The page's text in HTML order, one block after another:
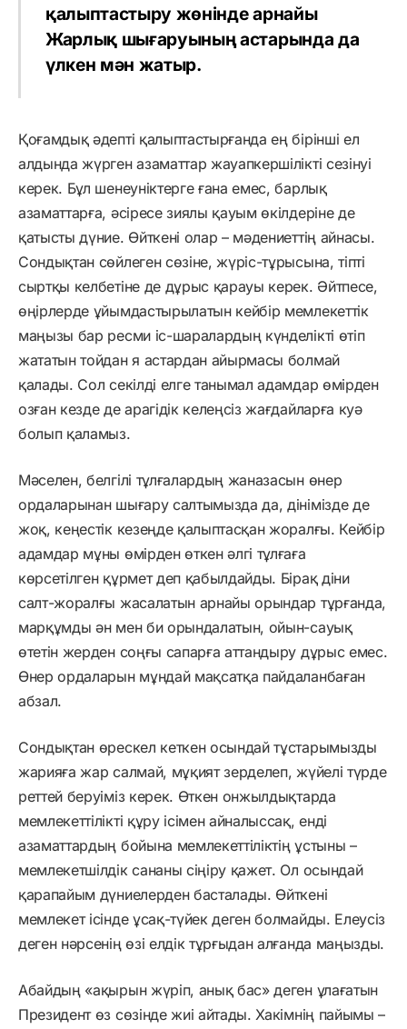
қалыптастыру жөнінде арнайы
Жарлық шығаруының астарында да
үлкен мән жатыр.
Қоғамдық әдепті қалыптастырғанда ең бірінші ел
алдында жүрген азаматтар жауапкершілікті сезінуі
керек. Бұл шенеуніктерге ғана емес, барлық
азаматтарға, әсіресе зиялы қауым өкілдеріне де
қатысты дүние. Өйткені олар – мәдениеттің айнасы.
Сондықтан сөйлеген сөзіне, жүріс-тұрысына, тіпті
сыртқы келбетіне де дұрыс қарауы керек. Әйтпесе,
өңірлерде ұйымдастырылатын кейбір мемлекеттік
маңызы бар ресми іс-шаралардың күнделікті өтіп
жататын тойдан я астардан айырмасы болмай
қалады. Сол секілді елге танымал адамдар өмірден
озған кезде де арагідік келеңсіз жағдайларға куә
болып қаламыз.
Мәселен, белгілі тұлғалардың жаназасын өнер
ордаларынан шығару салтымызда да, дінімізде де
жоқ, кеңестік кезеңде қалыптасқан жоралғы. Кейбір
адамдар мұны өмірден өткен әлгі тұлғаға
көрсетілген құрмет деп қабылдайды. Бірақ діни
салт-жоралғы жасалатын арнайы орындар тұрғанда,
марқұмды ән мен би орындалатын, ойын-сауық
өтетін жерден соңғы сапарға аттандыру дұрыс емес.
Өнер ордаларын мұндай мақсатқа пайдаланбаған
абзал.
Сондықтан өрескел кеткен осындай тұстарымызды
жарияға жар салмай, мұқият зерделеп, жүйелі түрде
реттей беруіміз керек. Өткен онжылдықтарда
мемлекеттілікті құру ісімен айналыссақ, енді
азаматтардың бойына мемлекеттіліктің ұстыны –
мемлекетшілдік сананы сіңіру қажет. Ол осындай
қарапайым дүниелерден басталады. Өйткені
мемлекет ісінде ұсақ-түйек деген болмайды. Елеусіз
деген нәрсенің өзі елдік тұрғыдан алғанда маңызды.
Абайдың «ақырын жүріп, анық бас» деген ұлағатын
Президент өз сөзінде жиі айтады. Хакімнің пайымы –